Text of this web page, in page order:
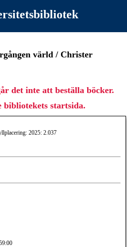
värld / Christer
det inte att beställa böcker.
startsida.
2025: 2.037